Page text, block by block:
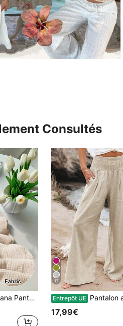
Consultés
de couleur unie pour femmes
17
Entrepôt UE Pantalon ample et décontracté à jambes larges, style
17,99€